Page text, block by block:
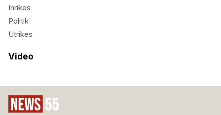
Inrikes
Politik
Utrikes
Video